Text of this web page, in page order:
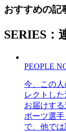
おすすめの記
SERIES：
PEOPLE
今、この
レクトし
お届けす
ポーツ選
で、他で